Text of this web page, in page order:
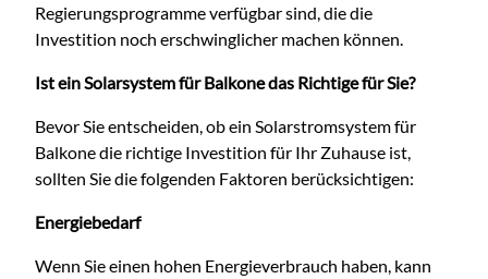
Regierungsprogramme verfügbar sind, die die
Investition noch erschwinglicher machen können.
Ist ein Solarsystem für Balkone das Richtige für Sie?
Bevor Sie entscheiden, ob ein Solarstromsystem für
Balkone die richtige Investition für Ihr Zuhause ist,
sollten Sie die folgenden Faktoren berücksichtigen:
Energiebedarf
Wenn Sie einen hohen Energieverbrauch haben, kann